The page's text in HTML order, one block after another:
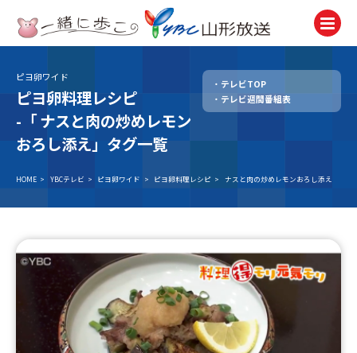
テレビ
TV
ラジオ
Radio
ニュース
アナウンサー
イベント
Event
試写会・プレゼント
Present
ピヨ卵ワイド
ピヨ卵料理レシピ
-「ナスと肉の炒めレモン
おろし添え」タグ一覧
テレビTOP
テレビ週間番組表
HOME > YBCテレビ > ピヨ卵ワイド > ピヨ卵料理レシピ > ナスと肉の炒めレモンおろし添え